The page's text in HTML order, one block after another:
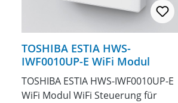
TOSHIBA ESTIA HWS-
IWF0010UP-E WiFi Modul
TOSHIBA ESTIA HWS-IWF0010UP-E
WiFi Modul WiFi Steuerung für